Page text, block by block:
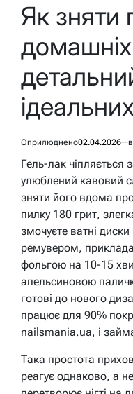
Як зняти
ідеальних
Оприлюднено02.04.2026
Гель-лак чіпляється
улюблений кавовий
зняти його вдома
пилку 180 грит,
змочуєте ватні
ремувером,
фольгою на 10-15
апельсиновою
готові до нового
працює для 90%
nailsmania.ua, і
Така простота
реагує однаково, а